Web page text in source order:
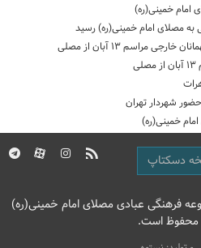
امام خمینی(ره)
به مصلای امام خمینی(ره) رسید
مراسم ۱۳ آبان از مصلی
شهردار تهران
خمینی(ره)
دسکتاپ
فرهنگی عبادی مصلای امام خمینی(ره)
محفوظ است.